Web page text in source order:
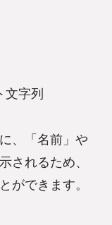
字列
、「名前」や
されるため、
ができます。